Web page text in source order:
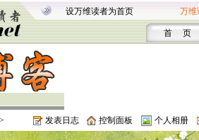
设万维读者为首页 万维
首 页
发表日志 控制面板 个人相册